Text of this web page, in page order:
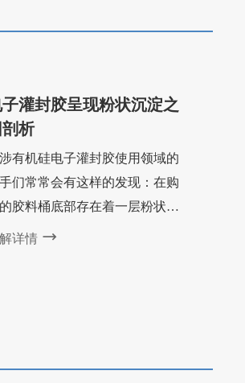
灌封胶呈现粉状沉淀之
剖析
有机硅电子灌封胶使用领域的
们常常会有这样的发现：在购
胶料桶底部存在着一层粉状沉
基于此，他们难免会对胶料的
详情